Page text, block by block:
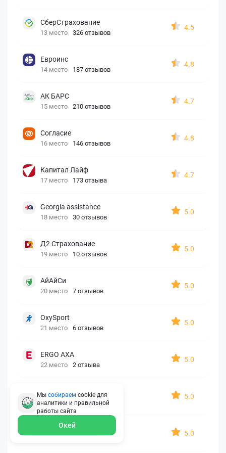
СберСтрахование
13 место 326 отзывов
4.5
Евроинс
14 место 187 отзывов
4.8
АК БАРС
15 место 210 отзывов
4.7
Согласие
16 место 146 отзывов
4.8
Капитал Лайф
17 место 173 отзыва
4.7
Georgia assistance
18 место 30 отзывов
5.0
Д2 Страхование
19 место 10 отзывов
5.0
АйАйСи
20 место 7 отзывов
5.0
OxySport
21 место 6 отзывов
5.0
ERGO AXA
22 место 2 отзыва
5.0
Oxy Travel Premium
23 место 1 отзыв
5.0
УралСиб
5.0
Мы собираем cookie для
аналитики и правильной
работы сайта
Окей